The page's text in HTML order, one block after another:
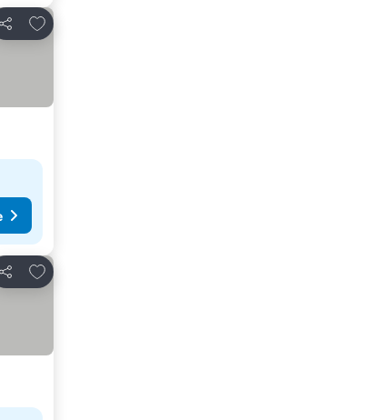
Deli
Dodati u favorite
Deli
Dodati u favorite